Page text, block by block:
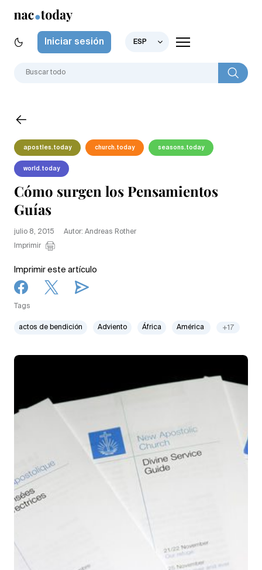
Iniciar sesión ESP
apostles.today church.today seasons.today
world.today
Cómo surgen los Pensamientos
Guías
julio 8, 2015
Autor: Andreas Rother
Imprimir
Imprimir este artículo
Tags
actos de bendición Adviento África América +17